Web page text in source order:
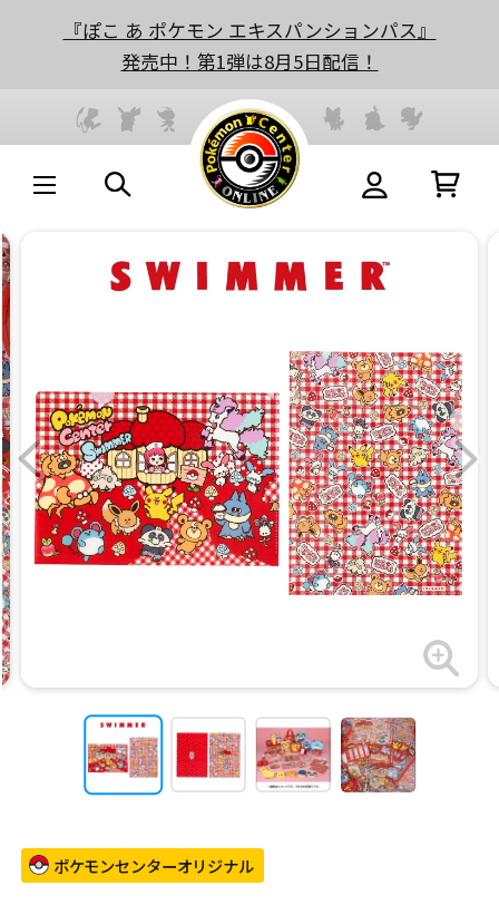
『ぽこ あ ポケモン エキスパンションパス』
発売中！第1弾は8月5日配信！
ポケモンセンターオリジナル